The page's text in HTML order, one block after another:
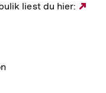
liest du hier: